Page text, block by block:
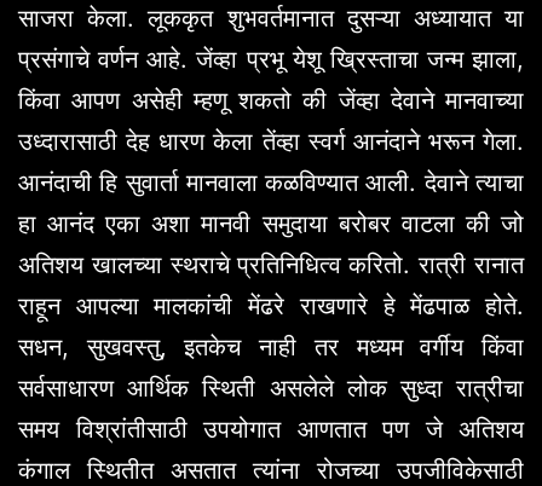
साजरा केला. लूककृत शुभवर्तमानात दुसऱ्या अध्यायात या
प्रसंगाचे वर्णन आहे. जेंव्हा प्रभू येशू ख्रिस्ताचा जन्म झाला,
किंवा आपण असेही म्हणू शकतो की जेंव्हा देवाने मानवाच्या
उध्दारासाठी देह धारण केला तेंव्हा स्वर्ग आनंदाने भरून गेला.
आनंदाची हि सुवार्ता मानवाला कळविण्यात आली. देवाने त्याचा
हा आनंद एका अशा मानवी समुदाया बरोबर वाटला की जो
अतिशय खालच्या स्थराचे प्रतिनिधित्व करितो. रात्री रानात
राहून आपल्या मालकांची मेंढरे राखणारे हे मेंढपाळ होते.
सधन, सुखवस्तु, इतकेच नाही तर मध्यम वर्गीय किंवा
सर्वसाधारण आर्थिक स्थिती असलेले लोक सुध्दा रात्रीचा
समय विश्रांतीसाठी उपयोगात आणतात पण जे अतिशय
कंगाल स्थितीत असतात त्यांना रोजच्या उपजीविकेसाठी